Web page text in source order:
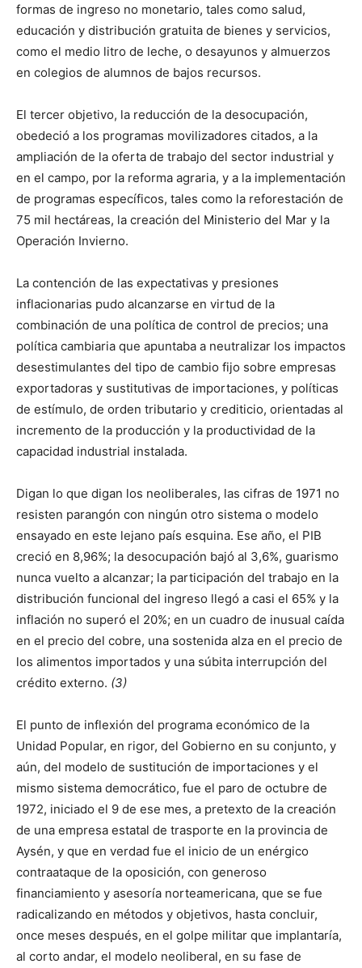
formas de ingreso no monetario, tales como salud,
educación y distribución gratuita de bienes y servicios,
como el medio litro de leche, o desayunos y almuerzos
en colegios de alumnos de bajos recursos.
El tercer objetivo, la reducción de la desocupación,
obedeció a los programas movilizadores citados, a la
ampliación de la oferta de trabajo del sector industrial y
en el campo, por la reforma agraria, y a la implementación
de programas específicos, tales como la reforestación de
75 mil hectáreas, la creación del Ministerio del Mar y la
Operación Invierno.
La contención de las expectativas y presiones
inflacionarias pudo alcanzarse en virtud de la
combinación de una política de control de precios; una
política cambiaria que apuntaba a neutralizar los impactos
desestimulantes del tipo de cambio fijo sobre empresas
exportadoras y sustitutivas de importaciones, y políticas
de estímulo, de orden tributario y crediticio, orientadas al
incremento de la producción y la productividad de la
capacidad industrial instalada.
Digan lo que digan los neoliberales, las cifras de 1971 no
resisten parangón con ningún otro sistema o modelo
ensayado en este lejano país esquina. Ese año, el PIB
creció en 8,96%; la desocupación bajó al 3,6%, guarismo
nunca vuelto a alcanzar; la participación del trabajo en la
distribución funcional del ingreso llegó a casi el 65% y la
inflación no superó el 20%; en un cuadro de inusual caída
en el precio del cobre, una sostenida alza en el precio de
los alimentos importados y una súbita interrupción del
crédito externo. (3)
El punto de inflexión del programa económico de la
Unidad Popular, en rigor, del Gobierno en su conjunto, y
aún, del modelo de sustitución de importaciones y el
mismo sistema democrático, fue el paro de octubre de
1972, iniciado el 9 de ese mes, a pretexto de la creación
de una empresa estatal de trasporte en la provincia de
Aysén, y que en verdad fue el inicio de un enérgico
contraataque de la oposición, con generoso
financiamiento y asesoría norteamericana, que se fue
radicalizando en métodos y objetivos, hasta concluir,
once meses después, en el golpe militar que implantaría,
al corto andar, el modelo neoliberal, en su fase de